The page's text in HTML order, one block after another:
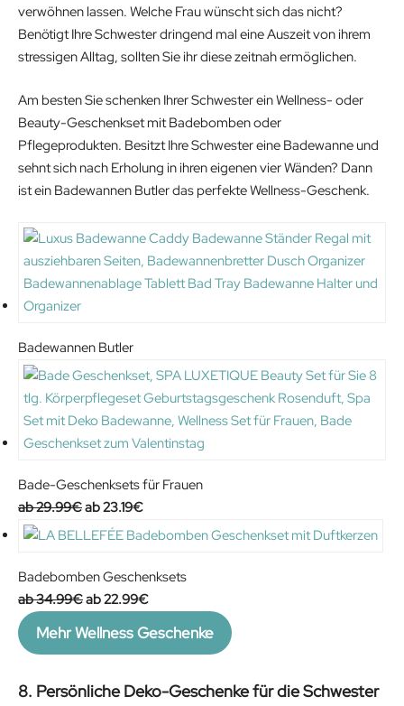
verwöhnen lassen. Welche Frau wünscht sich das nicht?
Benötigt Ihre Schwester dringend mal eine Auszeit von ihrem
stressigen Alltag, sollten Sie ihr diese zeitnah ermöglichen.
Am besten Sie schenken Ihrer Schwester ein Wellness- oder
Beauty-Geschenkset mit Badebomben oder
Pflegeprodukten. Besitzt Ihre Schwester eine Badewanne und
sehnt sich nach Erholung in ihren eigenen vier Wänden? Dann
ist ein Badewannen Butler das perfekte Wellness-Geschenk.
Badewannen Butler
Bade-Geschenksets für Frauen
29.99€O
r
g
i
a
p
23.19€C
u
r
e
t
r
Badebomben Geschenksets
34.99€O
i
i
22.99€C
r
e
Mehr Wellness Geschenke
8. Persönliche Deko-Geschenke für die Schwester